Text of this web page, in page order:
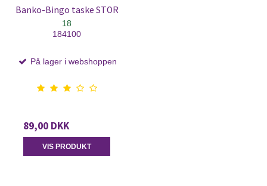
Banko-Bingo taske STOR
18
184100
På lager i webshoppen
89,00 DKK
VIS PRODUKT